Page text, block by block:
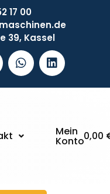
17 00
39, Kassel
Mein
Konto0,00